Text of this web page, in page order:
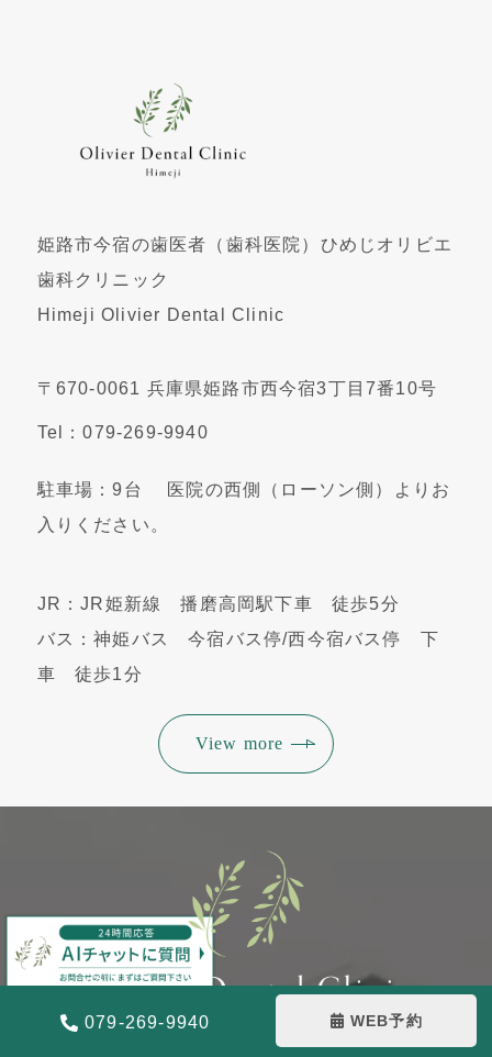
姫路市今宿の歯医者（歯科医院）ひめじオリビエ
歯科クリニック
Himeji Olivier Dental Clinic
〒670-0061 兵庫県姫路市西今宿3丁目7番10号
Tel：079-269-9940
駐車場：9台 医院の西側（ローソン側）よりお
入りください。
JR：JR姫新線 播磨高岡駅下車 徒歩5分
バス：神姫バス 今宿バス停/西今宿バス停 下
車 徒歩1分
View more
079-269-9940 WEB予約